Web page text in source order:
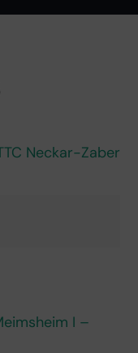
Neckar-Zaber
I –